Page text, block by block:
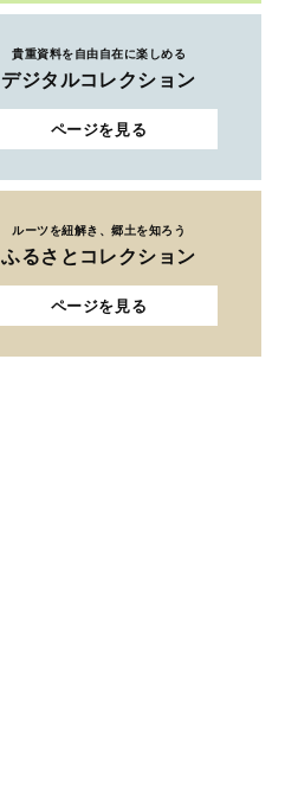
貴重資料を自由自在に楽しめる
デジタルコレクション
ページを見る
ルーツを紐解き、郷土を知ろう
ふるさとコレクション
ページを見る